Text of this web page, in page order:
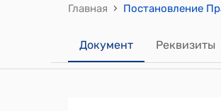
Главная ›
Документ Реквизиты